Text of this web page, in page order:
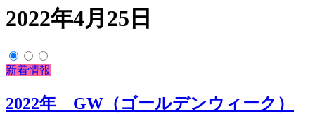
2022年4月25日
新着情報
2022年 GW（ゴールデンウィーク）